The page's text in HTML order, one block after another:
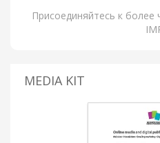
Присоединяйтесь к более
MEDIA KIT